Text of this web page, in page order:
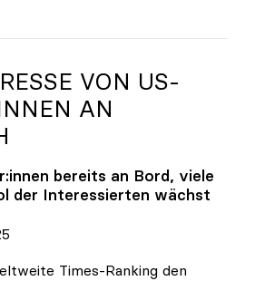
2040 muss eine
VON US-
AN
bereits an Bord, viele
der Interessierten wächst
Times-Ranking den